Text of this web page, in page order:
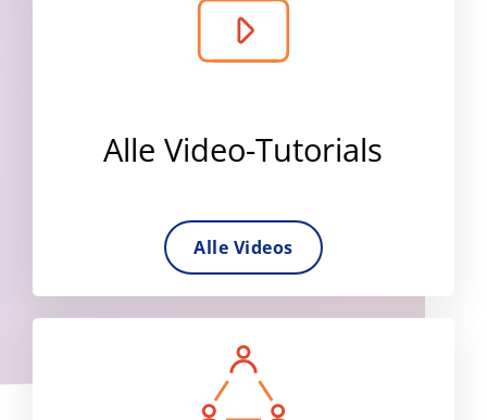
Alle Video-Tutorials
Alle Videos